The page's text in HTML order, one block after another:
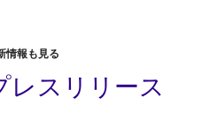
情報も見る
レスリリース